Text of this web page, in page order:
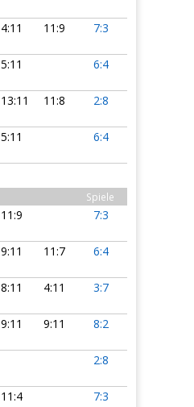
4:11 11:9 7:3
5:11 6:4
13:11 11:8 2:8
5:11 6:4
Spiele
11:9 7:3
9:11 11:7 6:4
8:11 4:11 3:7
9:11 9:11 8:2
2:8
11:4 7:3